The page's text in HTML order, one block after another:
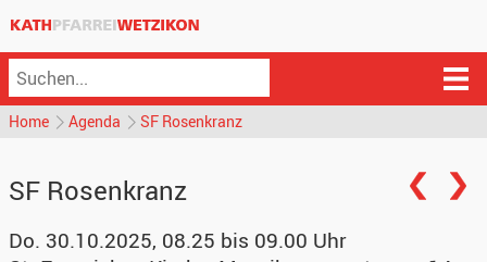
Home Agenda SF Rosenkranz
SF Rosenkranz
Do. 30.10.2025, 08.25 bis 09.00 Uhr